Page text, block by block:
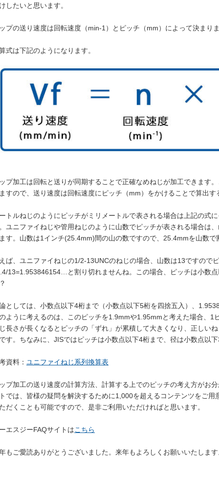
したいと思います。
プの送り速度は回転速度（min-1）とピッチ（mm）によって決まり
式は下記のようになります。
プ加工は回転と送りが同期することで正確なめねじが加工できます
すので、送り速度は回転速度にピッチ（mm）をかけることで算出す
トルねじのようにピッチがミリメートルで表される場合は上記の式
ユニファイねじや管用ねじのように山数でピッチが表される場合は
す。山数は1インチ(25.4mm)間の山の数ですので、25.4mmを山数
ば、ユニファイねじの1/2-13UNCのねじの場合、山数は13ですので
13=1.953846154…と割り切れませんね。この場合、ピッチは小数
としては、小数点以下4桁まで（小数点以下5桁を四捨五入）、
ように考えるのは、このピッチを1.9mmや1.95mmと考えた場合、1
長さが長くなるとピッチの「ずれ」が累積して大きくなり、正しい
す。ちなみに、JISではピッチは小数点以下4桁まで、径は小数点以
資料： ユニファイねじ系列換算表
プ加工の送り速度の計算方法、計算する上でのピッチの考え方がお
では、皆様の疑問を解決するために1,000を超えるコンテンツをご
だくことも可能ですので、是非ご利用いただければと思います。
エスジーFAQサイトはこちら
もご愛読ありがとうございました。来年もよろしくお願いいたしま